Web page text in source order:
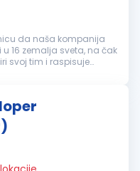
da naša kompanija
16 zemalja sveta, na čak
svoj tim i raspisuje